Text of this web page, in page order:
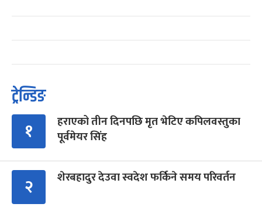
ट्रेन्डिङ
१
हराएको तीन दिनपछि मृत भेटिए कपिलवस्तुका
पूर्वमेयर सिंह
२ शेरबहादुर देउवा स्वदेश फर्किने समय परिवर्तन